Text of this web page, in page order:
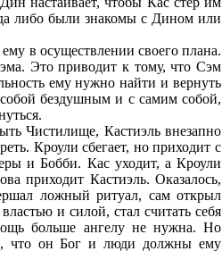
либо были знакомы с Дином или
в осуществлении своего плана.
Это приводит к тому, что Сэм
ему нужно найти и вернуть
бездушным и с самим собой,
Чистилище, Кастиэль внезапно
Кроули сбегает, но приходит с
и Бобби. Кас уходит, а Кроули
приходит Кастиэль. Оказалось,
ложный ритуал, сам открыл
и силой, стал считать себя
больше ангелу не нужна. Но
что он Бог и люди должны ему